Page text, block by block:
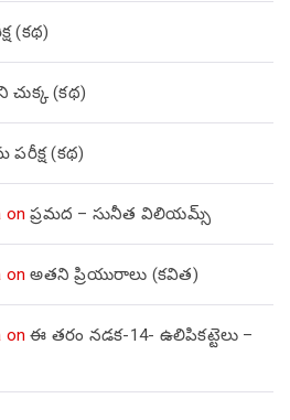
(క‌థ‌)
చుక్క (కథ)
(క‌థ‌)
onప్రమద – సునీత విలియమ్స్
onఅతని ప్రియురాలు (కవిత)
onఈ తరం నడక-14- ఉలిపికట్టెలు –